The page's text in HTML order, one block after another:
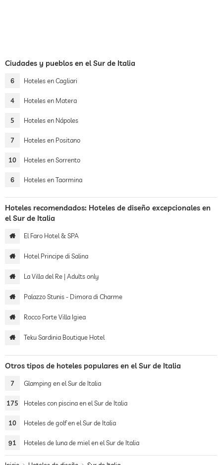
Ciudades y pueblos en el Sur de Italia
6 Hoteles en Cagliari
4 Hoteles en Matera
5 Hoteles en Nápoles
7 Hoteles en Positano
10 Hoteles en Sorrento
6 Hoteles en Taormina
Hoteles recomendados: Hoteles de diseño excepcionales en
el Sur de Italia
El Faro Hotel & SPA
Hotel Principe di Salina
La Villa del Re | Adults only
Palazzo Stunis - Dimora di Charme
Rocco Forte Villa Igiea
Teku Sardinia Boutique Hotel
Otros tipos de hoteles populares en el Sur de Italia
7 Glamping en el Sur de Italia
175 Hoteles con piscina en el Sur de Italia
10 Hoteles de golf en el Sur de Italia
91 Hoteles de luna de miel en el Sur de Italia